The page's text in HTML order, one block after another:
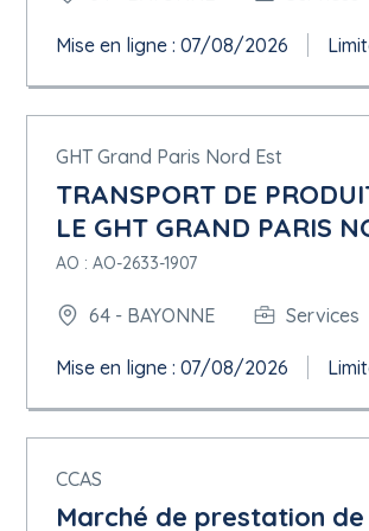
Point de terminaison pour l'échange
Profil de l'acheteur :
https://
Rôles de cette organisation :
Acheteur
8.1 ORG-0002
Nom officiel : Tribunal administratif de Pau
Numéro d'enregistrement : 17640002600017
Département : 64
Adresse postale : Villa Noulibos - 50, Cours
Code postal : 64010
Pays : France
Adresse électronique :
greffe.ta-
Téléphone : +33 559849440
Télécopieur : +33 559024993
Rôles de cette organisation :
Organisation chargée des procédures de
Mise en ligne : 07/08/2026
GHT Grand Paris Nord Est
TRANSPORT DE
LE GHT GRAND PARIS
AO : AO-2633-1907
64 - BAYONNE Services
Mise en ligne : 07/08/2026
CCAS
Marché de prestation